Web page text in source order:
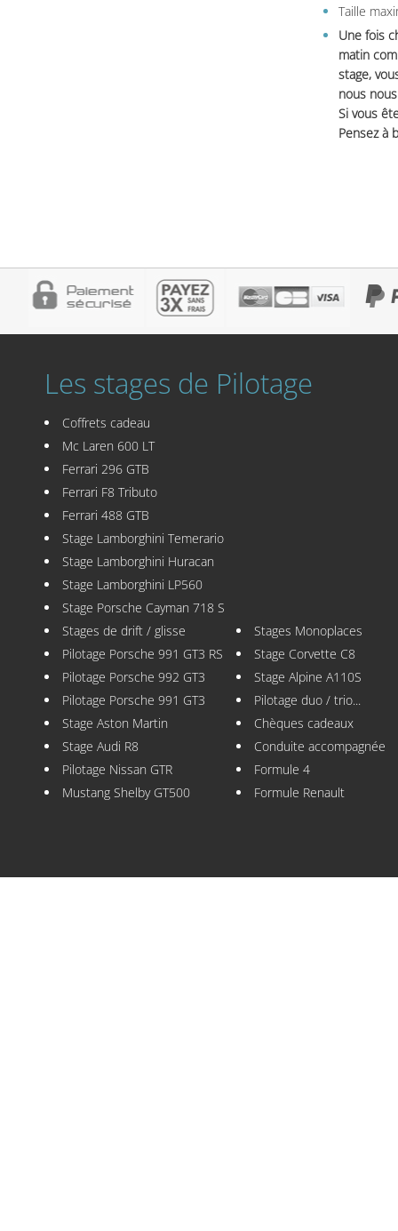
Taille
Une fois
matin
stage,
nous
Si vous
Pensez à
Les stages de Pilotage
Coffrets cadeau
Mc Laren 600 LT
Ferrari 296 GTB
Ferrari F8 Tributo
Ferrari 488 GTB
Stage Lamborghini Temerario
Stage Lamborghini Huracan
Stage Lamborghini LP560
Stage Porsche Cayman 718 S
Stages de drift / glisse
Pilotage Porsche 991 GT3 RS
Pilotage Porsche 992 GT3
Pilotage Porsche 991 GT3
Stage Aston Martin
Stage Audi R8
Pilotage Nissan GTR
Mustang Shelby GT500
Stages Monoplaces
Stage Corvette C8
Stage Alpine A110S
Pilotage duo / trio...
Chèques cadeaux
Conduite accompagnée
Formule 4
Formule Renault